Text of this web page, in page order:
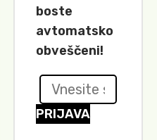
boste
avtomatsko
obveščeni!
PRIJAVA